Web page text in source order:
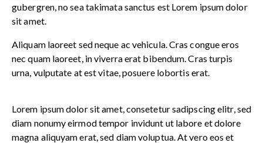
gubergren, no sea takimata sanctus est Lorem ipsum dolor
sit amet.
Aliquam laoreet sed neque ac vehicula. Cras congue eros
nec quam laoreet, in viverra erat bibendum. Cras turpis
urna, vulputate at est vitae, posuere lobortis erat.
Lorem ipsum dolor sit amet, consetetur sadipscing elitr, sed
diam nonumy eirmod tempor invidunt ut labore et dolore
magna aliquyam erat, sed diam voluptua. At vero eos et